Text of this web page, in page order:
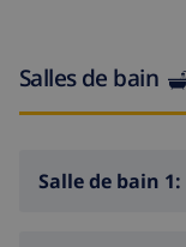
Salles de bain
Salle de bain 1: